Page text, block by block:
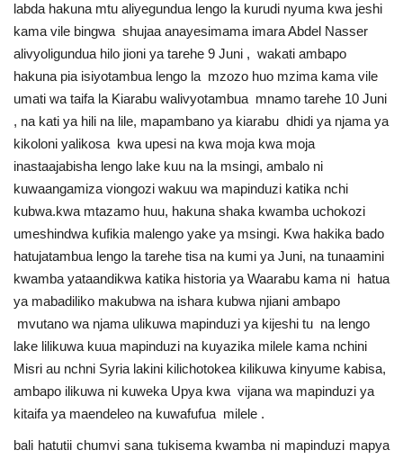
labda hakuna mtu aliyegundua lengo la kurudi nyuma kwa jeshi
kama vile bingwa shujaa anayesimama imara Abdel Nasser
alivyoligundua hilo jioni ya tarehe 9 Juni , wakati ambapo
hakuna pia isiyotambua lengo la mzozo huo mzima kama vile
umati wa taifa la Kiarabu walivyotambua mnamo tarehe 10 Juni
, na kati ya hili na lile, mapambano ya kiarabu dhidi ya njama ya
kikoloni yalikosa kwa upesi na kwa moja kwa moja
inastaajabisha lengo lake kuu na la msingi, ambalo ni
kuwaangamiza viongozi wakuu wa mapinduzi katika nchi
kubwa.kwa mtazamo huu, hakuna shaka kwamba uchokozi
umeshindwa kufikia malengo yake ya msingi. Kwa hakika bado
hatujatambua lengo la tarehe tisa na kumi ya Juni, na tunaamini
kwamba yataandikwa katika historia ya Waarabu kama ni hatua
ya mabadiliko makubwa na ishara kubwa njiani ambapo
mvutano wa njama ulikuwa mapinduzi ya kijeshi tu na lengo
lake lilikuwa kuua mapinduzi na kuyazika milele kama nchini
Misri au nchni Syria lakini kilichotokea kilikuwa kinyume kabisa,
ambapo ilikuwa ni kuweka Upya kwa vijana wa mapinduzi ya
kitaifa ya maendeleo na kuwafufua milele .
bali hatutii chumvi sana tukisema kwamba ni mapinduzi mapya